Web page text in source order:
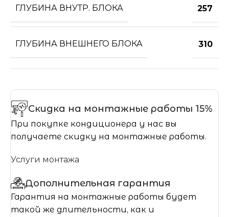
ГЛУБИНА ВНУТР. БЛОКА 257
ГЛУБИНА ВНЕШНЕГО БЛОКА 310
Скидка на монтажные работы 15%
При покупке кондиционера у нас вы
получаете скидку на монтажные работы.
Услуги монтажа
Дополнительная гарантия
Гарантия на монтажные работы будет
такой же длительности, как и